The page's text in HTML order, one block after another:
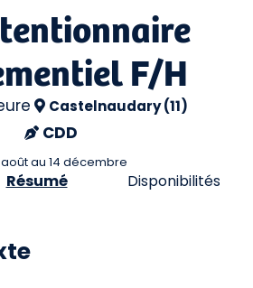
F/H
Castelnaudary (11)
CDD
aoûtau 14 décembre
Résumé Disponibilités